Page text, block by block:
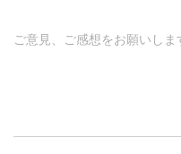
ご意見、ご感想をお願いしま